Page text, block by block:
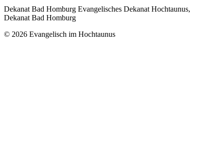
Dekanat Bad Homburg Evangelisches Dekanat Hochtaunus,
Dekanat Bad Homburg
© 2026 Evangelisch im Hochtaunus